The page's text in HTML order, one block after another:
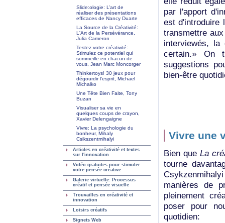
Slide:ologie: L’art de
réaliser des présentations
efficaces de Nancy Duarte
La Source de la Créativité:
L'Art de la Persévérance,
Julia Cameron
Testez votre créativité:
Stimulez ce potentiel qui
sommeille en chacun de
vous, Jean Marc Moncorger
Thinkertoys! 30 jeux pour
dégourdir l'esprit, Michael
Michalko
Une Tête Bien Faite, Tony
Buzan
Visualiser sa vie en
quelques coups de crayon,
Xavier Delengaigne
Vivre: La psychologie du
bonheur, Mihaly
Csikszentmihalyi
Articles en créativité et textes
sur l'innovation
Vidéo gratuites pour stimuler
votre pensée créative
Galerie virtuelle: Processus
créatif et pensée visuelle
Trouvailles en créativité et
innovation
Loisirs créatifs
Signets Web
par l'apport
est d'introduire
transmettre
interviewés, la
certain.» On
suggestions
bien-être
Vivre une
Bien queLa
tourne
manières de
pleinement
poser pour
quotidien: